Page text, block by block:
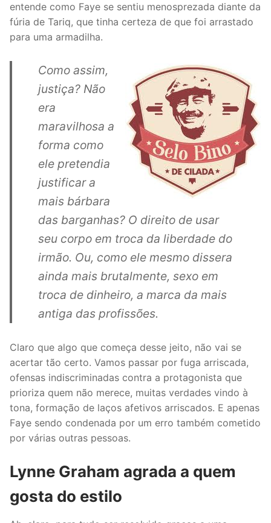
entende como Faye se sentiu menosprezada diante da
fúria de Tariq, que tinha certeza de que foi arrastado
para uma armadilha.
Como assim,
justiça? Não
era
maravilhosa a
forma como
ele pretendia
justificar a
mais bárbara
das barganhas? O direito de usar
seu corpo em troca da liberdade do
irmão. Ou, como ele mesmo dissera
ainda mais brutalmente, sexo em
troca de dinheiro, a marca da mais
antiga das profissões.
Claro que algo que começa desse jeito, não vai se
acertar tão certo. Vamos passar por fuga arriscada,
ofensas indiscriminadas contra a protagonista que
prioriza quem não merece, muitas verdades vindo à
tona, formação de laços afetivos arriscados. E apenas
Faye sendo condenada por um erro também cometido
por várias outras pessoas.
Lynne Graham agrada a quem
gosta do estilo